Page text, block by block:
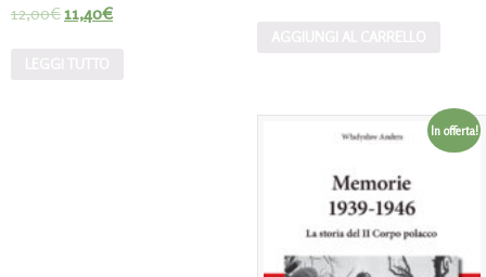
12,00€11,40€
In offerta!